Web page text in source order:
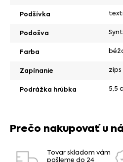
Podšívka
Podošva
Farba
Zapínanie zips
Podrážka hrúbka 5,5
Prečo nakupovať u
Tovar skladom vám
pošleme do 24